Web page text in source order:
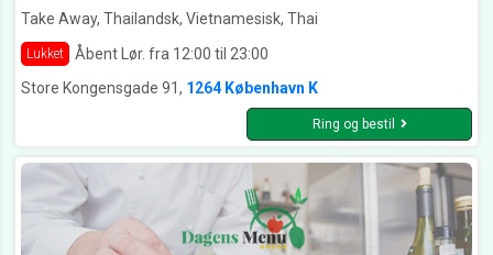
Take Away, Thailandsk, Vietnamesisk, Thai
Lukket
Åbent Lør. fra 12:00 til 23:00
Store Kongensgade 91, 1264 København K
Ring og bestil